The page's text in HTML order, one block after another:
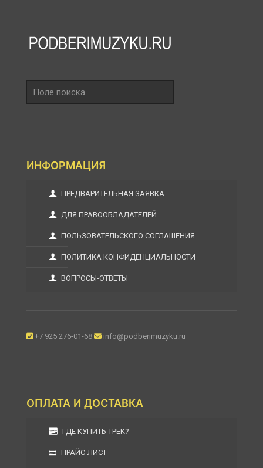
поиска
ИНФОРМАЦИЯ
ПРЕДВАРИТЕЛЬНАЯ ЗАЯВКА
ДЛЯ ПРАВООБЛАДАТЕЛЕЙ
ПОЛЬЗОВАТЕЛЬСКОГО СОГЛАШЕНИЯ
ПОЛИТИКА КОНФИДЕНЦИАЛЬНОСТИ
ВОПРОСЫ-ОТВЕТЫ
+7 925 276-01-68 info@podberimuzyku.ru
ОПЛАТА И ДОСТАВКА
ГДЕ КУПИТЬ ТРЕК?
ПРАЙС-ЛИСТ